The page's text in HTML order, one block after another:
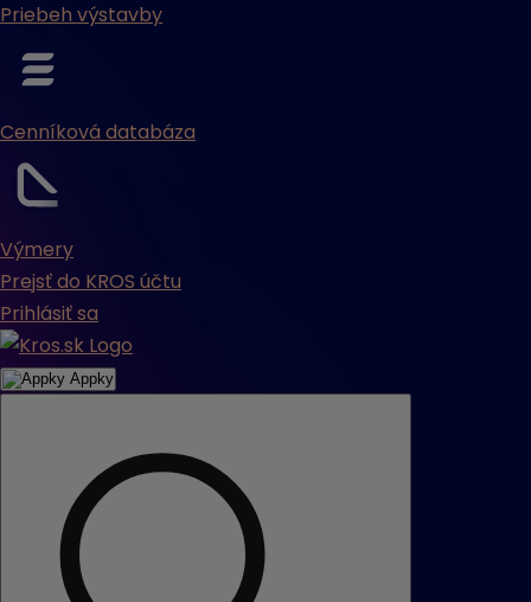
Priebeh výstavby
Cenníková databáza
Výmery
Prejsť do KROS účtu
Prihlásiť sa
Appky